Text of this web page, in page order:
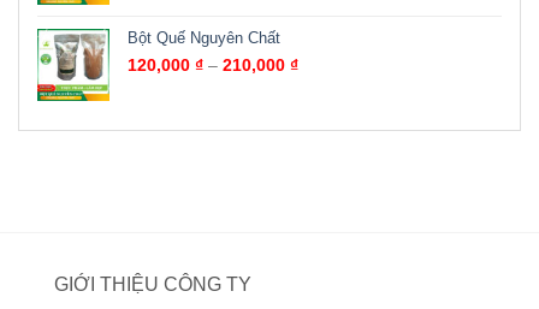
Bột Quế Nguyên Chất
120,000 ₫ – 210,000 ₫
GIỚI THIỆU CÔNG TY